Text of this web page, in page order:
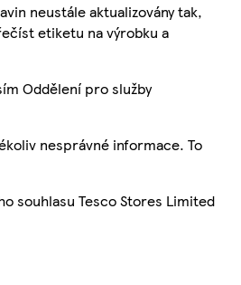
neustále aktualizovány tak,
etiketu na výrobku a
Oddělení pro služby
nesprávné informace. To
souhlasu Tesco Stores Limited